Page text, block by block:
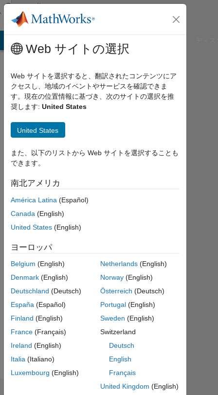
コンテンツへスキップ
Community
Profile
Lorenzo
Lellini
Last
約3
年 前
2021
か
ら
ィ
ブ
Following:
Web サイトの選択
Web サイトを選択すると、翻訳されたコンテンツにア
クセスし、地域のイベントやサービスを確認できま
す。現在の位置情報に基づき、次のサイトの選択を推
奨します: United States
United States
また、以下のリストから Web サイトを選択することも
できます。
南北アメリカ
América Latina (Español)
Canada (English)
United States (English)
ヨーロッパ
Belgium (English)
Denmark (English)
Deutschland (Deutsch)
España (Español)
Finland (English)
France (Français)
Ireland (English)
Italia (Italiano)
Luxembourg (English)
Netherlands (English)
Norway (English)
Österreich (Deutsch)
Portugal (English)
Sweden (English)
Switzerland
Deutsch
English
Français
United Kingdom (English)